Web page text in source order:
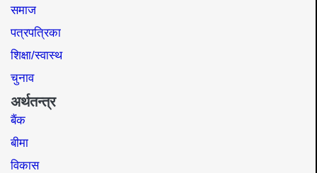
समाज​
पत्रपत्रिका
शिक्षा/स्वास्थ
चुनाव
अर्थतन्त्र
बैंक
बीमा
विकास